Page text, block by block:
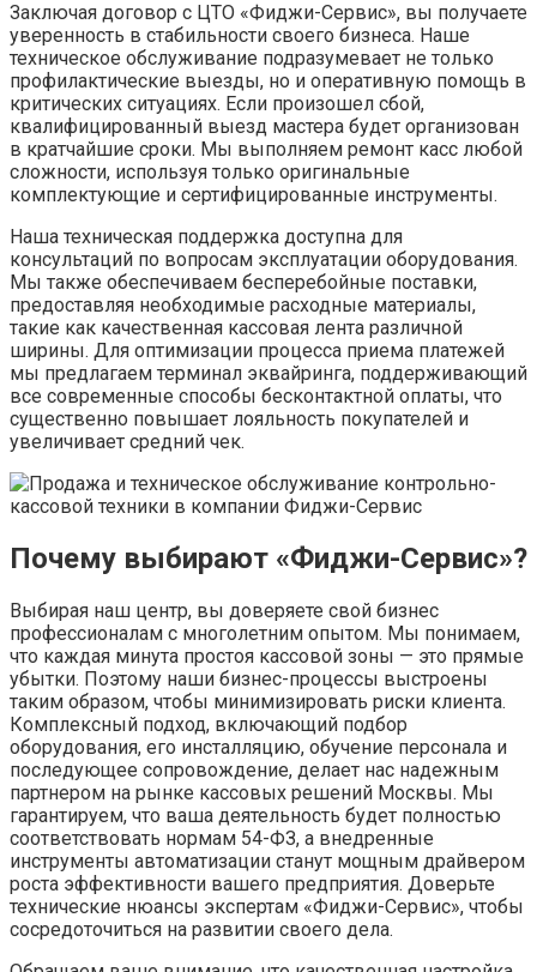
Заключая договор с ЦТО «Фиджи-Сервис», вы получаете
уверенность в стабильности своего бизнеса. Наше
техническое обслуживание подразумевает не только
профилактические выезды, но и оперативную помощь в
критических ситуациях. Если произошел сбой,
квалифицированный выезд мастера будет организован
в кратчайшие сроки. Мы выполняем ремонт касс любой
сложности, используя только оригинальные
комплектующие и сертифицированные инструменты.
Наша техническая поддержка доступна для
консультаций по вопросам эксплуатации оборудования.
Мы также обеспечиваем бесперебойные поставки,
предоставляя необходимые расходные материалы,
такие как качественная кассовая лента различной
ширины. Для оптимизации процесса приема платежей
мы предлагаем терминал эквайринга, поддерживающий
все современные способы бесконтактной оплаты, что
существенно повышает лояльность покупателей и
увеличивает средний чек.
Почему выбирают «Фиджи-Сервис»?
Выбирая наш центр, вы доверяете свой бизнес
профессионалам с многолетним опытом. Мы понимаем,
что каждая минута простоя кассовой зоны — это прямые
убытки. Поэтому наши бизнес-процессы выстроены
таким образом, чтобы минимизировать риски клиента.
Комплексный подход, включающий подбор
оборудования, его инсталляцию, обучение персонала и
последующее сопровождение, делает нас надежным
партнером на рынке кассовых решений Москвы. Мы
гарантируем, что ваша деятельность будет полностью
соответствовать нормам 54-ФЗ, а внедренные
инструменты автоматизации станут мощным драйвером
роста эффективности вашего предприятия. Доверьте
технические нюансы экспертам «Фиджи-Сервис», чтобы
сосредоточиться на развитии своего дела.